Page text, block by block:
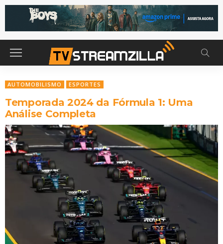
AUTOMOBILISMO ESPORTES
Temporada 2024 da Fórmula 1: Uma
Análise Completa